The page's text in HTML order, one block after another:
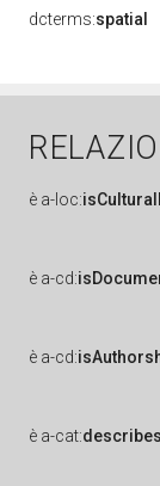
dcterms:spatial
è a-loc:
è a-cd:
è a-cd:
è a-cat: